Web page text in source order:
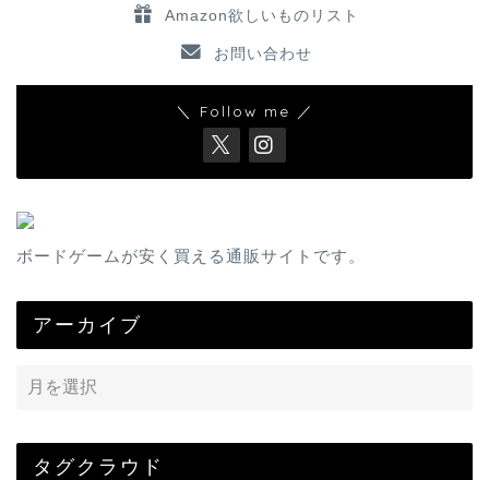
Amazon欲しいものリスト
お問い合わせ
＼ Follow me ／
ボードゲームが安く買える通販サイトです。
アーカイブ
タグクラウド